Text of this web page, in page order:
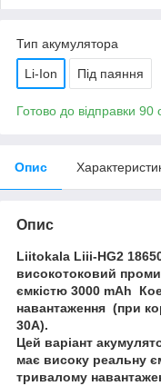
Тип акумулятора
Li-Ion Під паяння
Готово до відправки 90
Опис
Опис
Liitokala Liii-HG2
високотоковий
ємкістю 3000 mAh
навантаження (при
30А).
Цей варіант
має високу реальну
тривалому